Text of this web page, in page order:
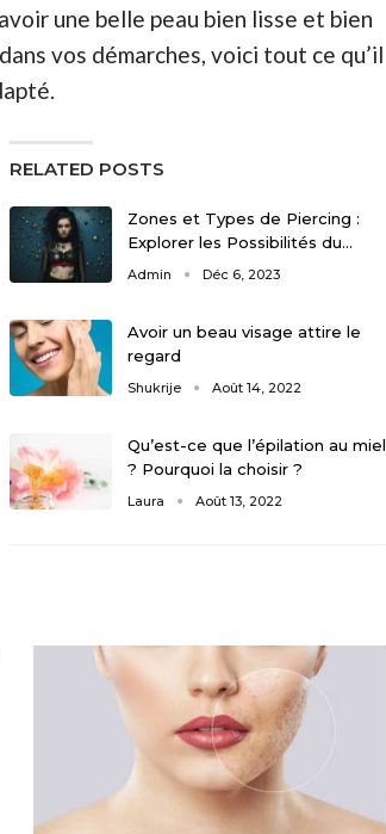
une belle peau bien lisse et bien
vos démarches, voici tout ce qu’il
RELATED POSTS
Zones et Types de Piercing :
Explorer les Possibilités du…
Admin Déc 6, 2023
Avoir un beau visage attire le
regard
Shukrije Août 14, 2022
Qu’est-ce que l’épilation au miel
? Pourquoi la choisir ?
Laura Août 13, 2022